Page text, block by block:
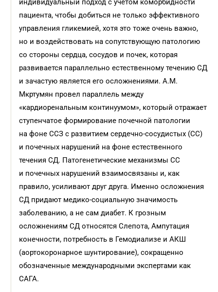
индивидуальный подход с учетом коморбидности
пациента, чтобы добиться не только эффективного
управления гликемией, хотя это тоже очень важно,
но и воздействовать на сопутствующую патологию
со стороны сердца, сосудов и почек, которая
развивается параллельно естественному течению СД
и зачастую является его осложнениями. А.М.
Мкртумян провел параллель между
«кардиоренальным континуумом», который отражает
ступенчатое формирование почечной патологии
на фоне ССЗ с развитием сердечно-сосудистых (СС)
и почечных нарушений на фоне естественного
течения СД. Патогенетические механизмы СС
и почечных нарушений взаимо­связаны и, как
правило, усиливают друг друга. Именно осложнения
СД придают медико-социальную значимость
заболеванию, а не сам диабет. К грозным
осложнениям СД относятся Слепота, Ампутация
конечности, потребность в Гемодиализе и АКШ
(аортокоронарное шунтирование), сокращенно
обозначенные международными экспертами как
САГА.